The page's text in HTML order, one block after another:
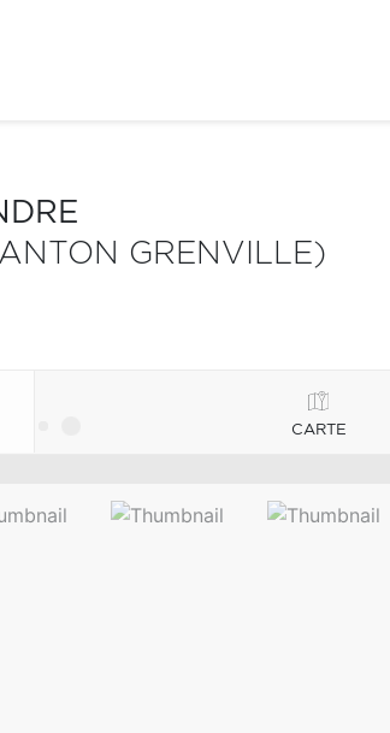
GRENVILLE)
CARTE